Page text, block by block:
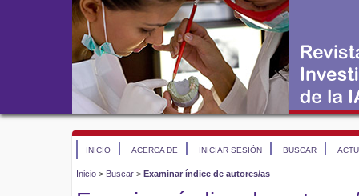
INICIO ACERCA DE INICIAR SESIÓN BUSCAR
Inicio > Buscar > Examinar índice de autores/as